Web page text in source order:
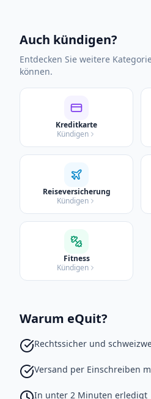
Auch kündigen?
Entdecken Sie weitere
können.
Kreditkarte
Kündigen
Reiseversicherung
Kündigen
Fitness
Kündigen
Warum eQuit?
Rechtssicher und
Versand per Einschreiben
In unter 2 Minuten erledigt